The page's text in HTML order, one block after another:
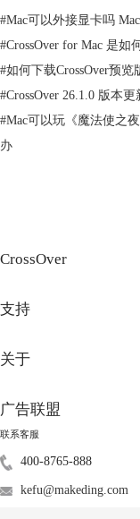
下面是个人的关于怪物猎
1、游戏设置。
惯设置快捷键。
#Mac可以外接显卡吗
#CrossOver for Mac 是
#如何下载CrossOver预览
#CrossOver 26.1.0 版本
#Mac可以玩《魔法使之
办
CrossOver
支持
关于
广告联盟
联系客服
400-8765-888
kefu@makeding.com